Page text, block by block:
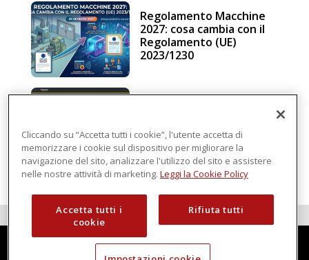
Regolamento Macchine
2027: cosa cambia con il
Regolamento (UE)
2023/1230
intelligenza in cloud
Cliccando su “Accetta tutti i cookie”, l'utente accetta di
memorizzare i cookie sul dispositivo per migliorare la
navigazione del sito, analizzare l'utilizzo del sito e assistere
nelle nostre attività di marketing. Leggi la Cookie Policy
Accetta tutti i
cookie
Rifiuta tutti